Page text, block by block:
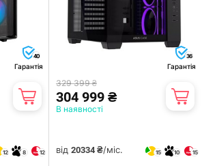
40
Гарантія
12 8 12
36
Гарантія
329 399 ₴
304 999 ₴
В наявності
від 20334 ₴/міс. 15 10 15